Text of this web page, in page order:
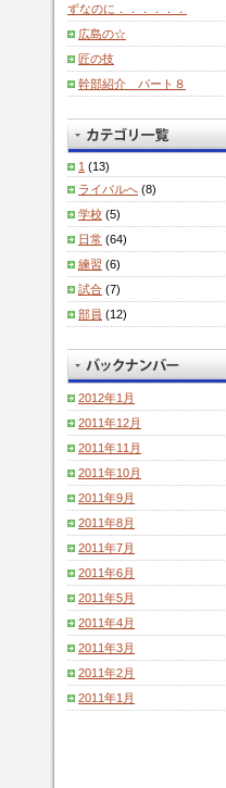
ずなのに．．．．．．
広島の☆
匠の技
幹部紹介 パート８
1 (13)
ライバルへ (8)
学校 (5)
日常 (64)
練習 (6)
試合 (7)
部員 (12)
2012年1月
2011年12月
2011年11月
2011年10月
2011年9月
2011年8月
2011年7月
2011年6月
2011年5月
2011年4月
2011年3月
2011年2月
2011年1月